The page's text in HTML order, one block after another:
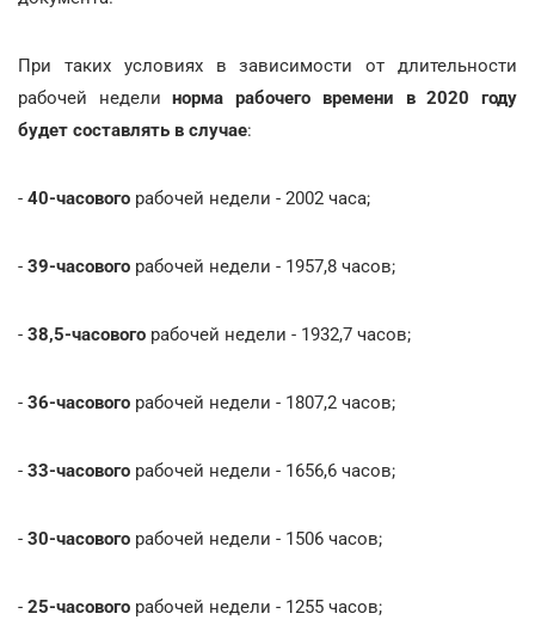
При таких условиях в зависимости от длительности
рабочей неделинорма рабочего времени в 2020 году
будет составлять в случае:
- 40-часового рабочей недели - 2002 часа;
- 39-часового рабочей недели - 1957,8 часов;
- 38,5-часового рабочей недели - 1932,7 часов;
- 36-часового рабочей недели - 1807,2 часов;
- 33-часового рабочей недели - 1656,6 часов;
- 30-часового рабочей недели - 1506 часов;
- 25-часового рабочей недели - 1255 часов;